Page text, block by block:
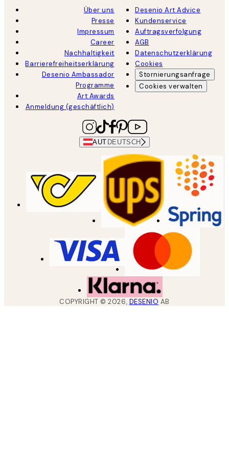
Über uns
Presse
Impressum
Career
Nachhaltigkeit
Barrierefreiheitserklärung
Desenio Ambassador
Programme
Art Awards
Anmeldung (geschäftlich)
Desenio Art Advice
Kundenservice
Auftragsverfolgung
AGB
Datenschutzerklärung
Cookies
Stornierungsanfrage
Cookies verwalten
AUT DEUTSCH
COPYRIGHT ©2026, DESENIO AB